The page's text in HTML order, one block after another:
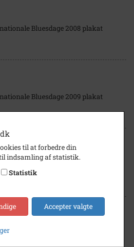
Bluesdage 2008 plakat
Bluesdage 2009 plakat
Landsbyrock med Bamses Venner,
til at forbedre din
indsamling af statistik.
Statistik
Accepter valgte